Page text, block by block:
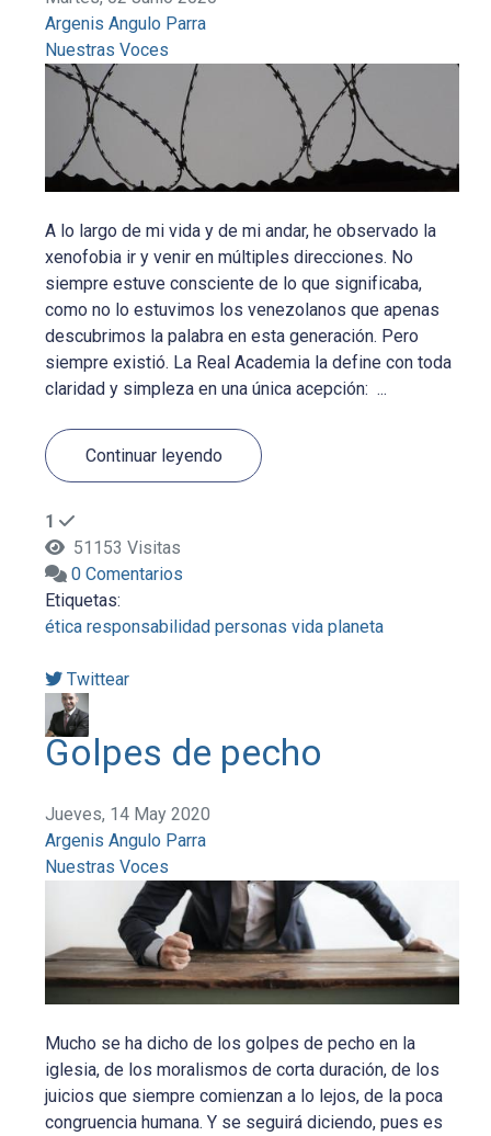
Argenis Angulo Parra
Nuestras Voces
A lo largo de mi vida y de mi andar, he observado la
xenofobia ir y venir en múltiples direcciones. No
siempre estuve consciente de lo que significaba,
como no lo estuvimos los venezolanos que apenas
descubrimos la palabra en esta generación. Pero
siempre existió. La Real Academia la define con toda
claridad y simpleza en una única acepción: ...
Continuar leyendo
1
51153 Visitas
0 Comentarios
Etiquetas:
ética responsabilidad personas vida planeta
Twittear
Golpes de pecho
Jueves, 14 May 2020
Argenis Angulo Parra
Nuestras Voces
Mucho se ha dicho de los golpes de pecho en la
iglesia, de los moralismos de corta duración, de los
juicios que siempre comienzan a lo lejos, de la poca
congruencia humana. Y se seguirá diciendo, pues es